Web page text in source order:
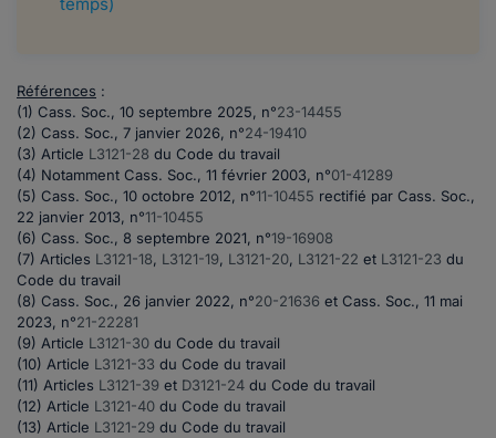
Références :
(1) Cass. Soc., 10 septembre 2025, n°23-14455
(2) Cass. Soc., 7 janvier 2026, n°24-19410
(3) Article L3121-28 du Code du travail
(4) Notamment Cass. Soc., 11 février 2003, n°01-41289
(5) Cass. Soc., 10 octobre 2012, n°11-10455 rectifié par Cass. Soc.,
22 janvier 2013, n°11-10455
(6) Cass. Soc., 8 septembre 2021, n°19-16908
(7) Articles L3121-18, L3121-19, L3121-20, L3121-22 et L3121-23 du
Code du travail
(8) Cass. Soc., 26 janvier 2022, n°20-21636 et Cass. Soc., 11 mai
2023, n°21-22281
(9) Article L3121-30 du Code du travail
(10) Article L3121-33 du Code du travail
(11) Articles L3121-39 et D3121-24 du Code du travail
(12) Article L3121-40 du Code du travail
(13) Article L3121-29 du Code du travail